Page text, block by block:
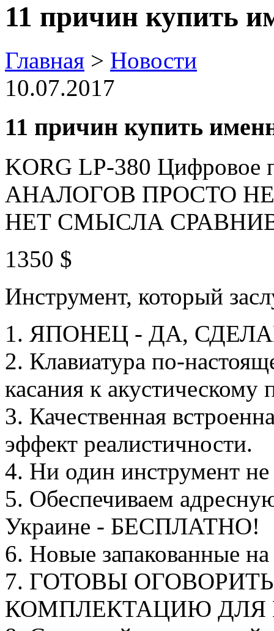
11 причин купить
Главная > Новости
10.07.2017
11 причин купить
KORG LP-380 Цифровое
АНАЛОГОВ ПРОСТО
НЕТ СМЫСЛА
1350 $
Инструмент, который
1. ЯПОНЕЦ - ДА,
2. Клавиатура по-
касания к акустическому
3. Качественная
эффект реалистичности.
4. Ни один инструмент
5. Обеспечиваем
Украине - БЕСПЛАТНО!
6. Новые запакованные на
7. ГОТОВЫ
КОМПЛЕКТАЦИЮ ДЛЯ